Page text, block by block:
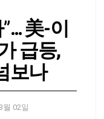
美-이
급등,
보나
월 02일